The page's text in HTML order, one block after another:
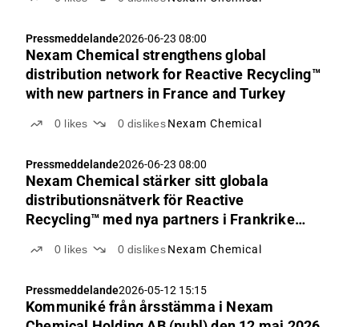
Pressmeddelande2026-06-23 08:00
Nexam Chemical strengthens global
distribution network for Reactive Recycling™
with new partners in France and Turkey
0 likes 0 dislikes Nexam Chemical
Pressmeddelande2026-06-23 08:00
Nexam Chemical stärker sitt globala
distributionsnätverk för Reactive
Recycling™ med nya partners i Frankrike
0 likes 0 dislikes Nexam Chemical
Pressmeddelande2026-05-12 15:15
Kommuniké från årsstämma i Nexam